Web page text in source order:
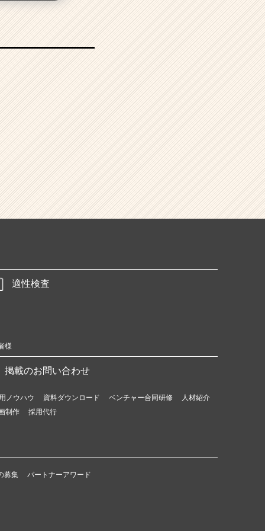
適性検査
様
掲載のお問い合わせ
ノウハウ 資料ダウンロード ベンチャー合同研修
人材紹介
制作
採用代行
募集 パートナーアワード